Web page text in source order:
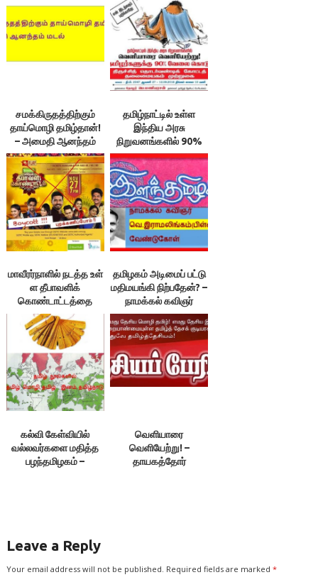
சமக்கிருதத்திற்கும்
தாய்மொழி தமிழ்தான்!
– அமைதி ஆனந்தம்
மடல்
தமிழ்நாட்டில் உள்ள
இந்திய அரசு
நிறுவனங்களில் 90%
தமிழர்களுக்கு வேலை
வழங்கிடு!
மாவீரர்நாளில் நடத்த உள்
ள தீபாவளிக்
கொண்டாட்டத்தை
நிறுத்துக!
தமிழகம் அடிமைப் பட்டு
மதிமயங்கி நிற்பதேன்? –
நாமக்கல் கவிஞர்
கல்வி கேள்வியில்
வல்லவர்களை மதித்த
பழந்தமிழகம் –
வெளியாரை
வெளியேற்று! –
தாயகத்தோர்
Leave a Reply
Your email address will not be published. Required fields are marked *